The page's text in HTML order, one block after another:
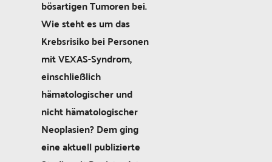
bösartigen Tumoren bei.
Wie steht es um das
Krebsrisiko bei Personen
mit VEXAS-Syndrom,
einschließlich
hämatologischer und
nicht hämatologischer
Neoplasien? Dem ging
eine aktuell publizierte